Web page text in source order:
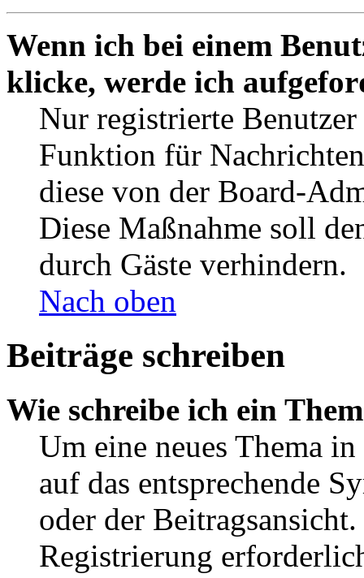
Wenn ich bei einem
klicke, werde ich
Nur registrierte
Funktion für
diese von der Board-
Diese Maßnahme soll
durch Gäste verhindern.
Nach oben
Beiträge schreiben
Wie schreibe ich ein
Um eine neues Thema
auf das entsprechende
oder der
Registrierung